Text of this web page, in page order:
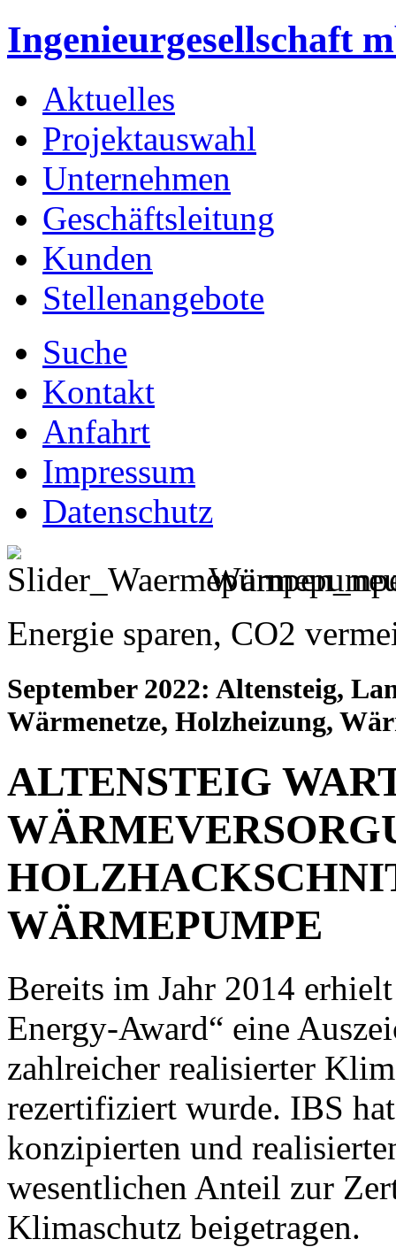
Ingenieurgesellschaft
Aktuelles
Projektauswahl
Unternehmen
Geschäftsleitung
Kunden
Stellenangebote
Suche
Kontakt
Anfahrt
Impressum
Datenschutz
Energie sparen, CO2
September 2022: Altensteig,
Wärmenetze, Holzheizung,
ALTENSTEIG
WÄRMEPUMPE
Bereits im Jahr 2014
Energy-Award“ eine
zahlreicher realisierter
rezertifiziert wurde. IBS
konzipierten und
wesentlichen Anteil zur
Klimaschutz beigetragen.